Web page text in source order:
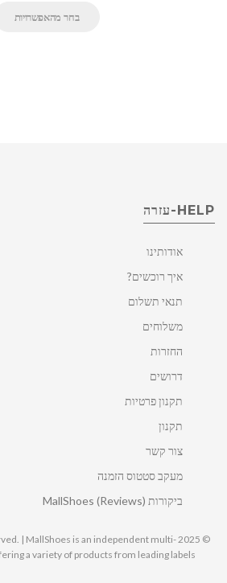
בחר מהאפשרויות
HELP-עזרה
אודותינו
איך רוכשים?
תנאי תשלום
משלוחים
החזרות
דרושים
תקנון פרטיות
תקנון
צור קשר
מעקב סטטוס הזמנה
ביקורות MallShoes (Reviews)
| MallShoes is an independent multi-
a variety of products from leading labels.